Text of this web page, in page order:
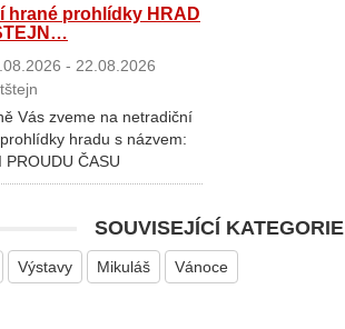
hrané prohlídky HRAD
- 22.08.2026
Vás zveme na netradiční
hradu s názvem:
PROUDU ČASU
SOUVISEJÍCÍ KATEGORIE
Výstavy Mikuláš Vánoce